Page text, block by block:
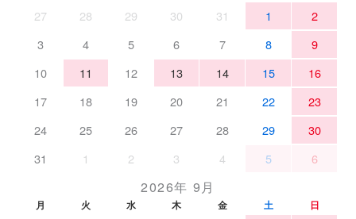
27 28 29 30 31 1
2
3
4 5 6 7 8
9
10
11 12 13 14 15
16
17
18 19 20 21 22
23
24
25 26 27 28 29
30
31
1 2 3 4 5 6
2026年 9月
月 火 水 木 金 土 日